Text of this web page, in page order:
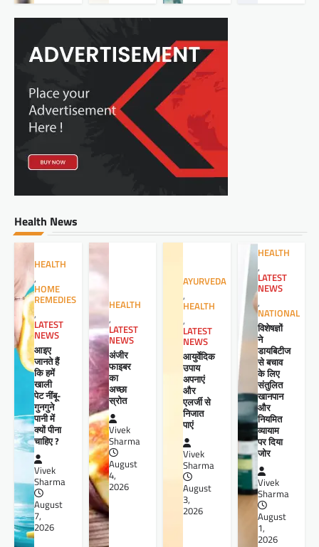
Health News
HEALTH
,
HOME
REMEDIES
,
LATEST
NEWS
आइए
जानते हैं
कि हमें
खाली
पेट नींबू-
गुनगुने
पानी में
क्यों पीना
चाहिए ?
Vivek
Sharma
August
7,
2026
HEALTH
,
LATEST
NEWS
अंजीर
फाइबर
का
अच्छा
स्रोत
Vivek
Sharma
August
4,
2026
AYURVEDA
,
HEALTH
,
LATEST
NEWS
आयुर्वेदिक
उपाय
अपनाएं
और
एलर्जी से
निजात
पाएं
Vivek
Sharma
August
3,
2026
HEALTH
,
LATEST
NEWS
,
NATIONAL
विशेषज्ञों
ने
डायबिटीज
से बचाव
के लिए
संतुलित
खानपान
और
नियमित
व्यायाम
पर दिया
जोर
Vivek
Sharma
August
1,
2026